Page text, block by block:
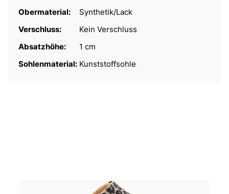
Obermaterial:
Synthetik/Lack
Verschluss:
Kein Verschluss
Absatzhöhe:
1 cm
Sohlenmaterial: Kunststoffsohle